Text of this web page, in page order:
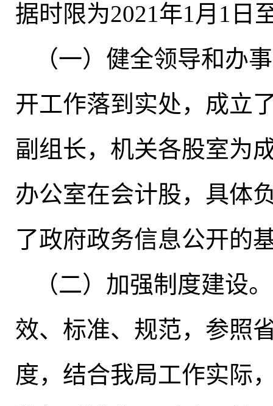
据时限为2021年1月1日
（一）健全领导和办
开工作落到实处， 成立
副组长， 机关各股室为
办公室在会计股， 具体
了政府政务信息公开的
（二）加强制度建设。
效、标准、规范，参照
度， 结合我局工作实际